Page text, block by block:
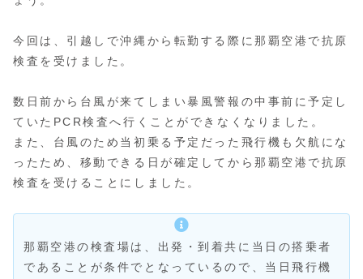
今回は、引越しで沖縄から転勤する際に那覇空港で抗原
検査を受けました。
数日前から台風が来てしまい暴風警報の中事前に予定し
ていたPCR検査へ行くことができなくなりました。
また、台風のため当初乗る予定だった飛行機も欠航にな
ったため、移動できる日が確定してから那覇空港で抗原
検査を受けることにしました。
那覇空港の検査場は、出発・到着共に当日の搭乗者
であることが条件でとなっているので、当日飛行機